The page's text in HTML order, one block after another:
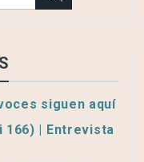
siguen aquí
166) | Entrevista